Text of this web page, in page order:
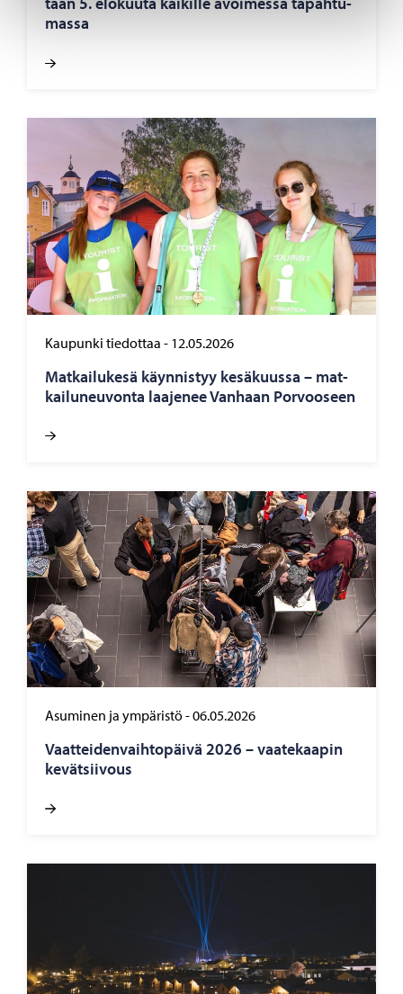
mas­sa
Kaupunki tiedottaa - 12.05.2026
Mat­kai­lu­ke­sä käyn­nis­tyy ke­sä­kuus­sa – mat­
kai­lu­neu­von­ta laa­je­nee Van­haan Por­voo­seen
Asuminen ja ympäristö-06.05.2026
Vaat­tei­den­vaih­to­päi­vä 2026 – vaa­te­kaa­pin
ke­vät­sii­vous